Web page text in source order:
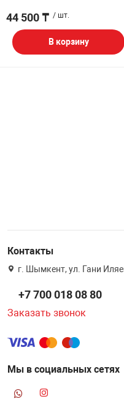
44 500 ₸ / шт.
В корзину
Контакты
г. Шымкент, ул. Гани
+7 700 018 08 80
Заказать звонок
Мы в социальных сетях